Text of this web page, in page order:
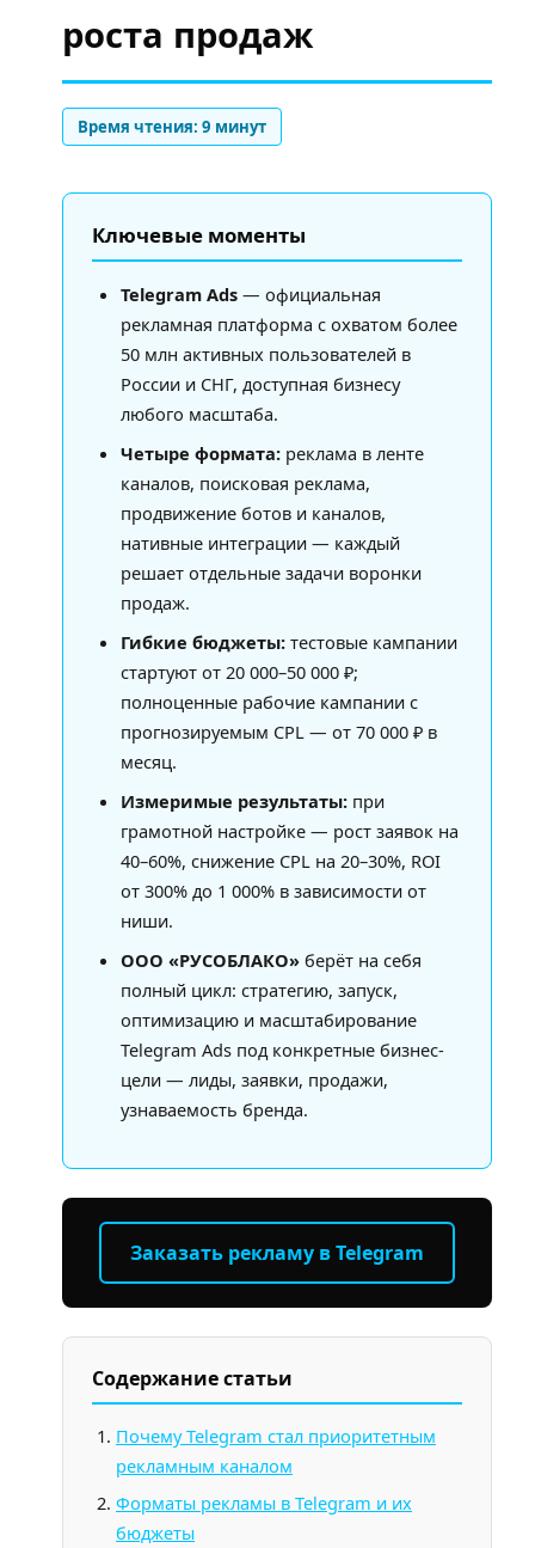
роста продаж
Время чтения: 9 минут
Ключевые моменты
Telegram Ads — официальная
рекламная платформа с охватом более
50 млн активных пользователей в
России и СНГ, доступная бизнесу
любого масштаба.
Четыре формата: реклама в ленте
каналов, поисковая реклама,
продвижение ботов и каналов,
нативные интеграции — каждый
решает отдельные задачи воронки
продаж.
Гибкие бюджеты: тестовые кампании
стартуют от 20 000–50 000 ₽;
полноценные рабочие кампании с
прогнозируемым CPL — от 70 000 ₽ в
месяц.
Измеримые результаты: при
грамотной настройке — рост заявок на
40–60%, снижение CPL на 20–30%, ROI
от 300% до 1 000% в зависимости от
ниши.
ООО «РУСОБЛАКО» берёт на себя
полный цикл: стратегию, запуск,
оптимизацию и масштабирование
Telegram Ads под конкретные бизнес-
цели — лиды, заявки, продажи,
узнаваемость бренда.
Заказать рекламу в Telegram
Содержание статьи
Почему Telegram стал приоритетным
рекламным каналом
Форматы рекламы в Telegram и их
бюджеты